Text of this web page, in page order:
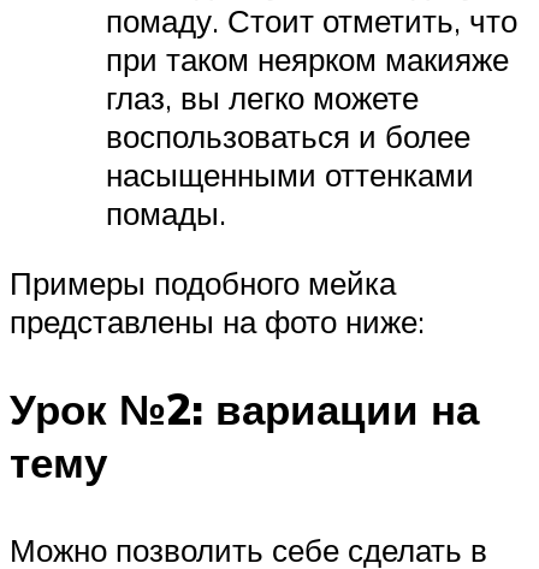
помаду. Стоит отметить, что
при таком неярком макияже
глаз, вы легко можете
воспользоваться и более
насыщенными оттенками
помады.
Примеры подобного мейка
представлены на фото ниже:
Урок №2: вариации на
тему
Можно позволить себе сделать в